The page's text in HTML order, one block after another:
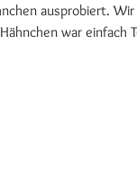
ausprobiert.
war